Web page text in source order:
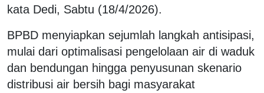
kata Dedi, Sabtu (18/4/2026).
BPBD menyiapkan sejumlah langkah antisipasi,
mulai dari optimalisasi pengelolaan air di waduk
dan bendungan hingga penyusunan skenario
distribusi air bersih bagi masyarakat